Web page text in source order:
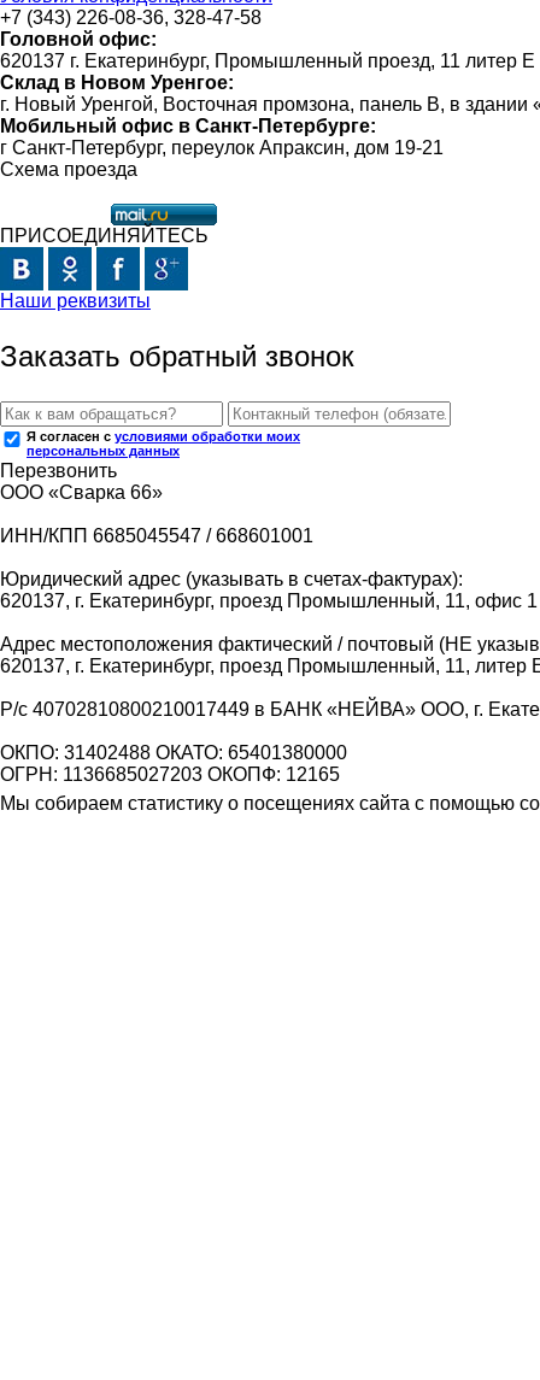
+7 (343) 226-08-36, 328-47-58
Головной офис:
620137 г. Екатеринбург, Промышленный проезд, 11 литер Е
Склад в Новом Уренгое:
г. Новый Уренгой, Восточная промзона, панель В, в
Мобильный офис в Санкт-Петербурге:
г Санкт-Петербург, переулок Апраксин, дом 19-21
Схема проезда
ПРИСОЕДИНЯЙТЕСЬ
Наши реквизиты
Заказать обратный звонок
Я согласен с условиями обработки моих
персональных данных
Перезвонить
ООО «Сварка 66»
ИНН/КПП 6685045547 / 668601001
Юридический адрес (указывать в счетах-фактурах):
620137, г. Екатеринбург, проезд Промышленный, 11, офис 1
Адрес местоположения фактический / почтовый (НЕ
620137, г. Екатеринбург, проезд Промышленный, 11, литер
Р/с 40702810800210017449 в БАНК «НЕЙВА» ООО, г.
ОКПО: 31402488 ОКАТО: 65401380000
ОГРН: 1136685027203 ОКОПФ: 12165
Мы собираем статистику о посещениях сайта с помощью